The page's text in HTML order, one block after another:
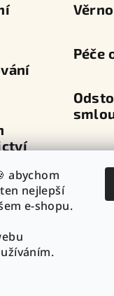
abychom
nejlepší
e-shopu.
Péče